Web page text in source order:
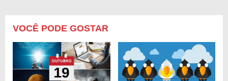
VOCÊ PODE GOSTAR